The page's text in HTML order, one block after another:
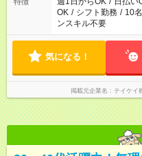
OK / シフト勤務 / 10
ンスキル不要
気になる！
掲載元企業名 テイケイ